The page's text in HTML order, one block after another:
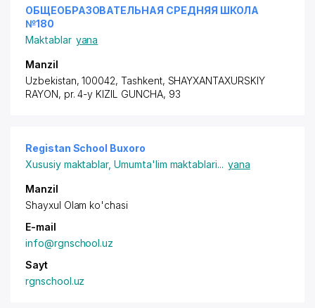
ОБЩЕОБРАЗОВАТЕЛЬНАЯ СРЕДНЯЯ ШКОЛА
№180
Maktablar yana
Manzil
Uzbekistan, 100042, Tashkent, SHAYXANTAXURSKIY
RAYON, pr. 4-y KIZIL GUNCHA, 93
Registan School Buxoro
Xususiy maktablar,Umumta'lim maktablari... yana
Manzil
Shayxul Olam ko'chasi
E-mail
info@rgnschool.uz
Sayt
rgnschool.uz